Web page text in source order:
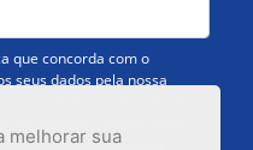
melhorar sua
que concorda com o
seus dados pela nossa